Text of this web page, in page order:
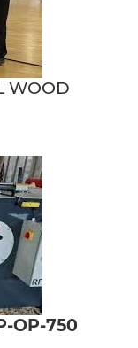
WOOD
OP-750